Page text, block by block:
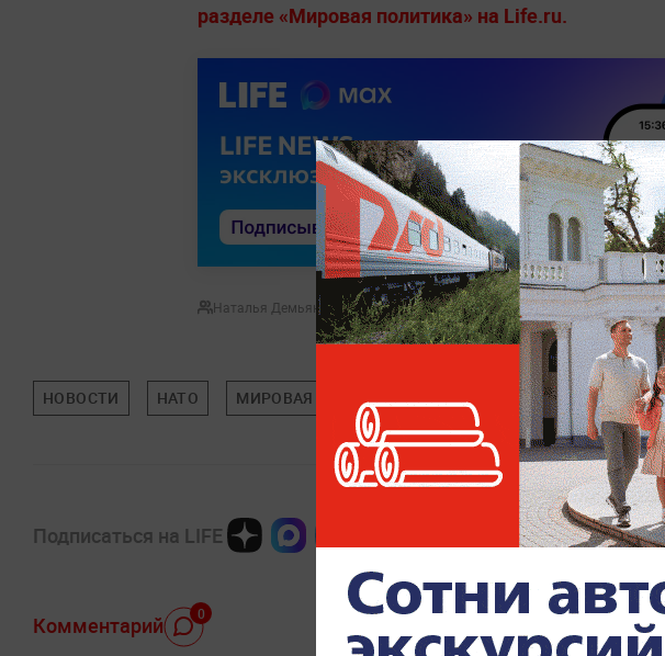
разделе «Мировая политика» на Life.ru.
Наталья Демьянова
НОВОСТИ НАТО МИРОВАЯ ПОЛИТИКА ПОЛИТИКА
Подписаться на LIFE
Комментарий 0